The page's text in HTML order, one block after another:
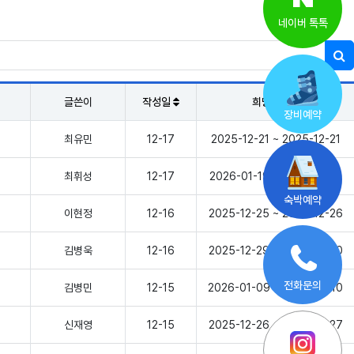
글쓴이 작성일 희망예약일
최유민 12-17 2025-12-21 ~ 2025-12-21
최휘성 12-17 2026-01-19 ~ 2026-01-21
이현정 12-16 2025-12-25 ~ 2025-12-26
김병욱 12-16 2025-12-29 ~ 2025-12-30
김병민 12-15 2026-01-09 ~ 2026-01-10
신재영 12-15 2025-12-26 ~ 2025-12-27
네이버 톡톡
장비예약
숙박예약
전화문의